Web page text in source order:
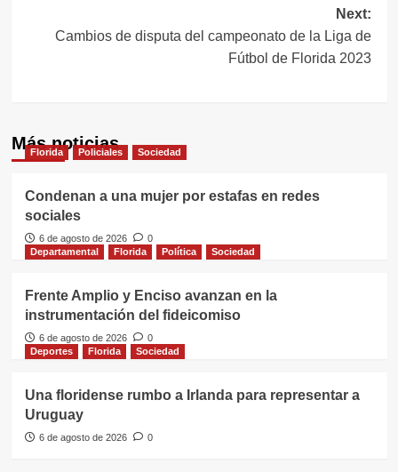
Next:
Cambios de disputa del campeonato de la Liga de
Fútbol de Florida 2023
Más noticias
Florida Policiales Sociedad
Condenan a una mujer por estafas en redes
sociales
6 de agosto de 2026
0
Departamental
Florida Política Sociedad
Frente Amplio y Enciso avanzan en la
instrumentación del fideicomiso
6 de agosto de 2026
0
Deportes
Florida Sociedad
Una floridense rumbo a Irlanda para representar a
Uruguay
6 de agosto de 2026 0